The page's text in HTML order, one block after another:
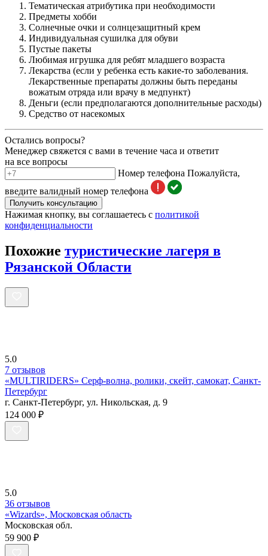
Тематическая атрибутика при необходимости
Предметы хобби
Солнечные очки и солнцезащитный крем
Индивидуальная сушилка для обуви
Пустые пакеты
Любимая игрушка для ребят младшего возраста
Лекарства (если у ребенка есть какие-то заболевания.
Лекарственные препараты должны быть переданы
вожатым отряда или врачу в медпункт)
Деньги (если предполагаются дополнительные расходы)
Средство от насекомых
Остались вопросы?
Менеджер свяжется с вами в течение часа и ответит
на все вопросы
Номер телефона Пожалуйста,
введите валидный номер телефона
Получить консультацию
Нажимая кнопку, вы соглашаетесь с политикой
конфиденциальности
Похожие туристические лагеря в
Рязанской Области
5.0
7 отзывов
«MULTIRIDERS» Серф-волна, ролики, скейт, самокат, Санкт-
Петербург
г. Санкт-Петербург, ул. Никольская, д. 9
124 000 ₽
5.0
36 отзывов
«Wizards», Московская область
Московская обл.
59 900 ₽